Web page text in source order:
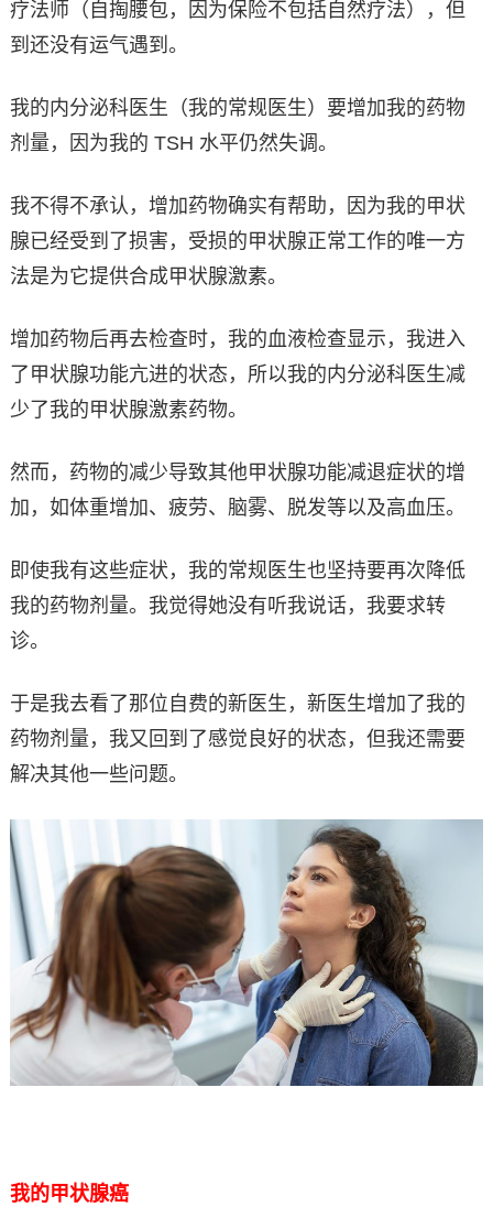
疗法师（自掏腰包，因为保险不包括自然疗法），但
到还没有运气遇到。
我的内分泌科医生（我的常规医生）要增加我的药物
剂量，因为我的 TSH 水平仍然失调。
我不得不承认，增加药物确实有帮助，因为我的甲状
腺已经受到了损害，受损的甲状腺正常工作的唯一方
法是为它提供合成甲状腺激素。
增加药物后再去检查时，我的血液检查显示，我进入
了甲状腺功能亢进的状态，所以我的内分泌科医生减
少了我的甲状腺激素药物。
然而，药物的减少导致其他甲状腺功能减退症状的增
加，如体重增加、疲劳、脑雾、脱发等以及高血压。
即使我有这些症状，我的常规医生也坚持要再次降低
我的药物剂量。我觉得她没有听我说话，我要求转
诊。
于是我去看了那位自费的新医生，新医生增加了我的
药物剂量，我又回到了感觉良好的状态，但我还需要
解决其他一些问题。
我的甲状腺癌